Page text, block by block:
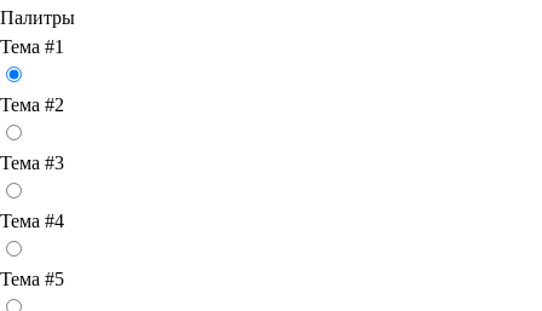
Палитры
Тема #1
Тема #2
Тема #3
Тема #4
Тема #5